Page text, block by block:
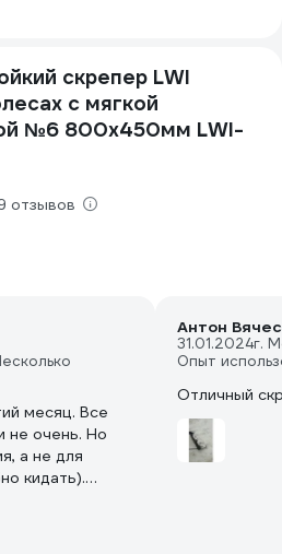
скрепер LWI
с мягкой
№6 800x450мм LWI-
отзывов
месяц. Все
не очень. Но
а не для
кидать).
просто
редко
Антон
31.01.2024г.
Опыт
Отличный